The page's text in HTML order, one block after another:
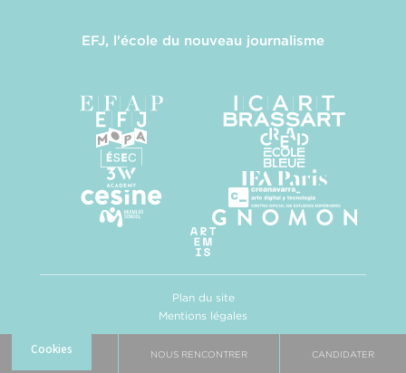
BROCHURE NOUS RENCONTRER CANDIDATER
EFJ, l'école du nouveau journalisme
Plan du site
Mentions légales
Politique de confidentialité
Gestion des cookies